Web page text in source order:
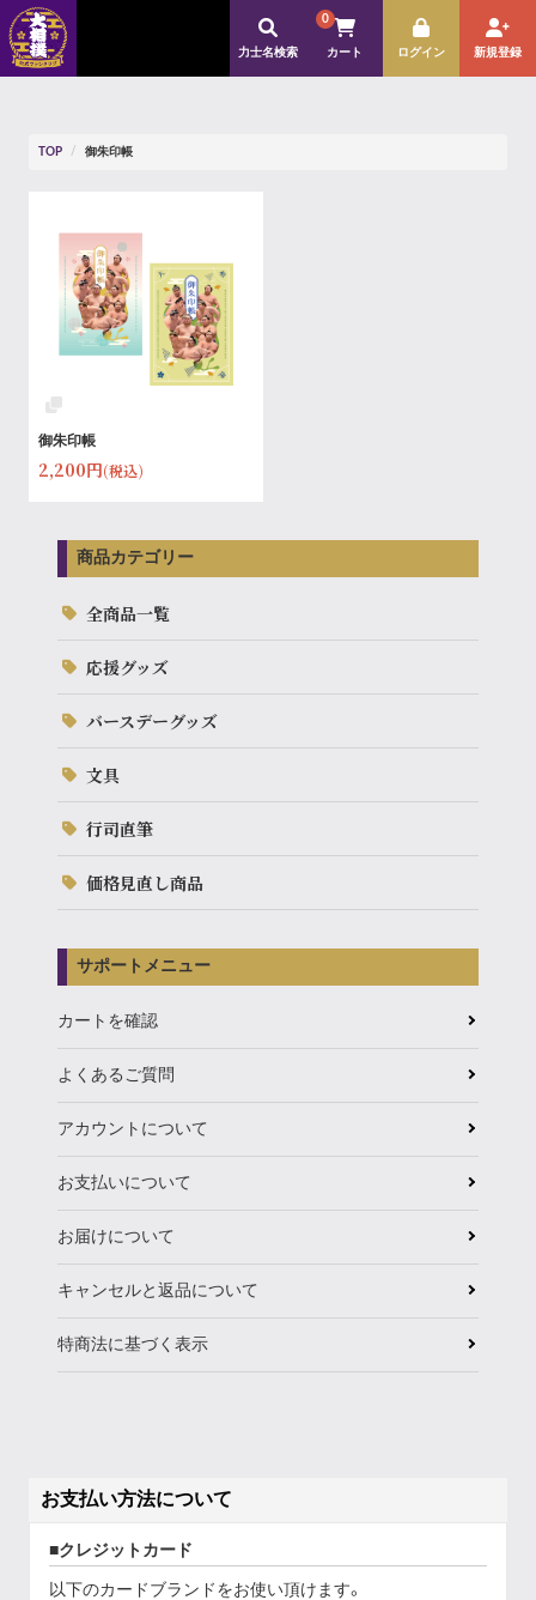
ログイン 新規登録
カート
0
力士名検索
TOP 御朱印帳
御朱印帳
2,200円(税込)
商品カテゴリー
全商品一覧
応援グッズ
バースデーグッズ
文具
行司直筆
価格見直し商品
サポートメニュー
カートを確認
よくあるご質問
アカウントについて
お支払いについて
お届けについて
キャンセルと返品について
特商法に基づく表示
お支払い方法について
クレジットカード
以下のカードブランドをお使い頂けます。